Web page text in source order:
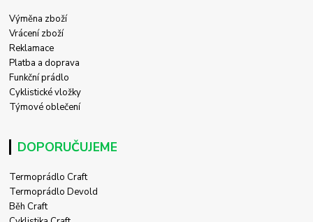
Výměna zboží
Vrácení zboží
Reklamace
Platba a doprava
Funkční prádlo
Cyklistické vložky
Týmové oblečení
DOPORUČUJEME
Termoprádlo Craft
Termoprádlo Devold
Běh Craft